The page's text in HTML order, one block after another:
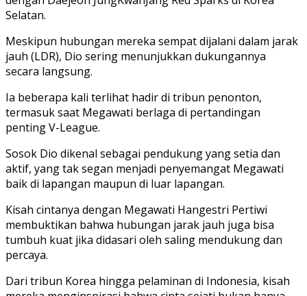
Selatan.
Meskipun hubungan mereka sempat dijalani dalam jarak
jauh (LDR), Dio sering menunjukkan dukungannya
secara langsung.
Ia beberapa kali terlihat hadir di tribun penonton,
termasuk saat Megawati berlaga di pertandingan
penting V-League.
Sosok Dio dikenal sebagai pendukung yang setia dan
aktif, yang tak segan menjadi penyemangat Megawati
baik di lapangan maupun di luar lapangan.
Kisah cintanya dengan Megawati Hangestri Pertiwi
membuktikan bahwa hubungan jarak jauh juga bisa
tumbuh kuat jika didasari oleh saling mendukung dan
percaya.
Dari tribun Korea hingga pelaminan di Indonesia, kisah